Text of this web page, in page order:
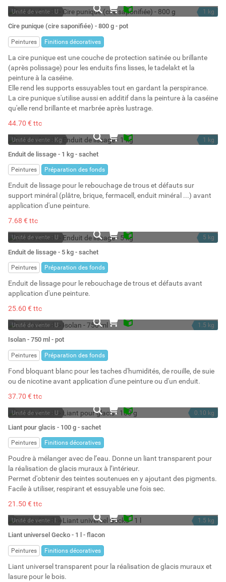
Unité de vente : U
En stock
Stock : 14
1 kg
Cire punique (cire saponifiée) - 800 g - pot
Peintures Finitions décoratives
La cire punique est une couche de protection satinée ou brillante
(après polissage) pour les enduits fins lisses, le tadelakt et la
peinture à la caséine.
Elle rend les supports essuyables tout en gardant la perspirance.
La cire punique s'utilise aussi en additif dans la peinture à la caséine
qu'elle rend brillante et marbrée après lustrage.
44.70 € ttc
Unité de vente : Kg
En stock
Stock : 12
1 kg
Enduit de lissage - 1 kg - sachet
Peintures Préparation des fonds
Enduit de lissage pour le rebouchage de trous et défauts sur
support minéral (plâtre, brique, fermacell, enduit minéral ...) avant
application d'une peinture.
7.68 € ttc
Unité de vente : U
En stock
Stock : 9
5 kg
Enduit de lissage - 5 kg - sachet
Peintures Préparation des fonds
Enduit de lissage pour le rebouchage de trous et défauts avant
application d'une peinture.
25.60 € ttc
Unité de vente : U
En stock
Stock : 3
1.5 kg
Isolan - 750 ml - pot
Peintures Préparation des fonds
Fond bloquant blanc pour les taches d'humidités, de rouille, de suie
ou de nicotine avant application d'une peinture ou d'un enduit.
37.70 € ttc
Unité de vente : U
En stock
Stock : 20
0.10 kg
Liant pour glacis - 100 g - sachet
Peintures Finitions décoratives
Poudre à mélanger avec de l’eau. Donne un liant transparent pour
la réalisation de glacis muraux à l’intérieur.
Permet d'obtenir des teintes soutenues en y ajoutant des pigments.
Facile à utiliser, respirant et essuyable une fois sec.
21.50 € ttc
Unité de vente : l
En stock
Stock : 3
1.5 kg
Liant universel Gecko - 1 l - flacon
Peintures Finitions décoratives
Liant universel transparent pour la réalisation de glacis muraux et
lasure pour le bois.